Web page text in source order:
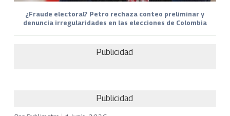
¿Fraude electoral? Petro rechaza conteo preliminar y
denuncia irregularidades en las elecciones de Colombia
Publicidad
Publicidad